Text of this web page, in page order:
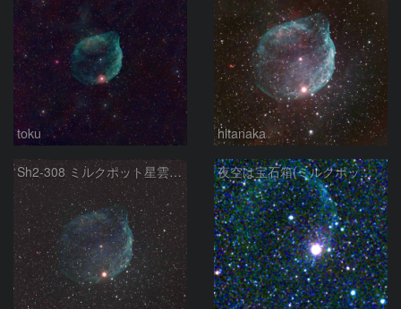
toku hltanaka
Sh2-308 ミルクポット星雲 おおいぬ座 夜空は宝石箱(ミルクポット星雲 Sh2-308) Seestar50